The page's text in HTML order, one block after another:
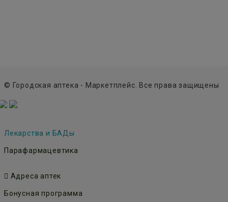
© Городская аптека - Маркетплейс. Все права защищены
Лекарства и БАДы
Парафармацевтика
Адреса аптек
Бонусная программа